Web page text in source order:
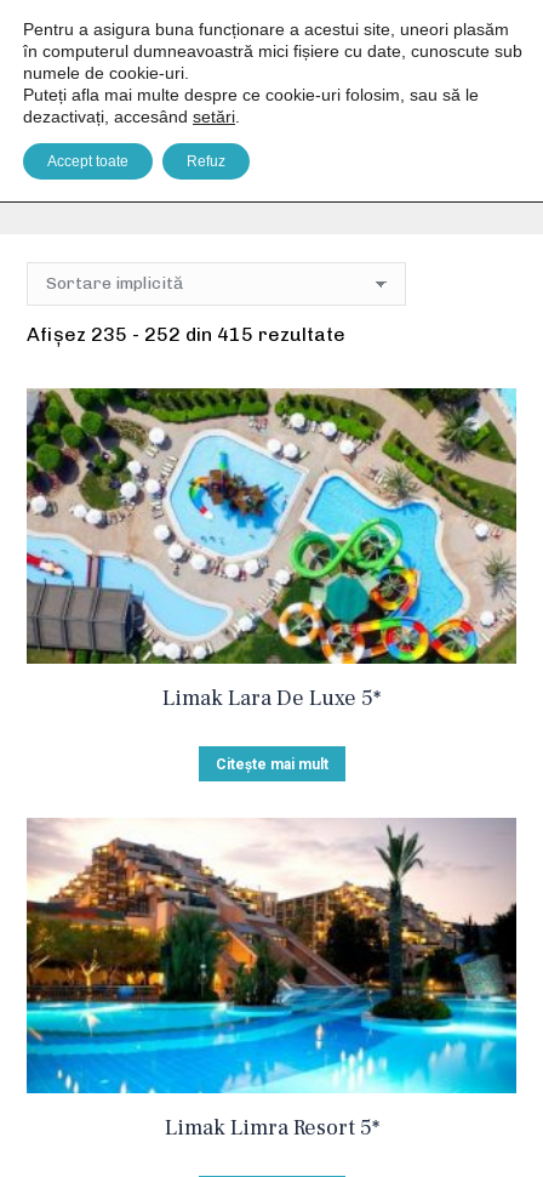
Piscină interioară
Afișez 235 - 252 din 415 rezultate
Limak Lara De Luxe 5*
Citește mai mult
Limak Limra Resort 5*
Pentru a asigura buna funcționare a acestui site, uneori plasăm
în computerul dumneavoastră mici fișiere cu date, cunoscute sub
numele de cookie-uri.
Puteți afla mai multe despre ce cookie-uri folosim, sau să le
dezactivați, accesând setări
Accept toate Refuz